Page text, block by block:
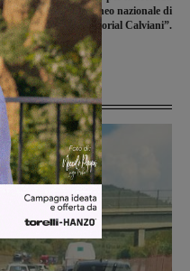
giornata del “Torneo nazionale di
minibasket-memorial Calviani”.